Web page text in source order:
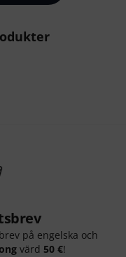
på engelska och
värd 50 €!